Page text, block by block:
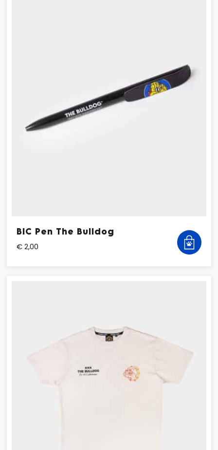
BIC Pen The Bulldog
€ 2,00